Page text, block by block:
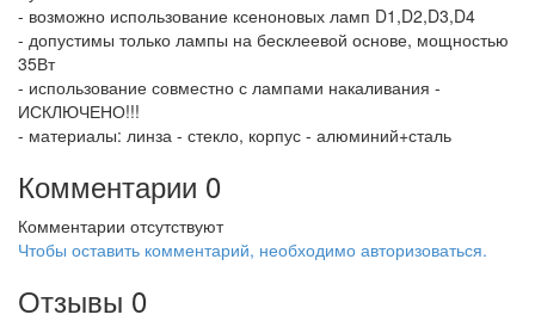
- возможно использование ксеноновых ламп D1,D2,D3,D4
- допустимы только лампы на бесклеевой основе, мощностью
35Вт
- использование совместно с лампами накаливания -
ИСКЛЮЧЕНО!!!
- материалы: линза - стекло, корпус - алюминий+сталь
Комментарии 0
Комментарии отсутствуют
Чтобы оставить комментарий, необходимо авторизоваться.
Отзывы 0